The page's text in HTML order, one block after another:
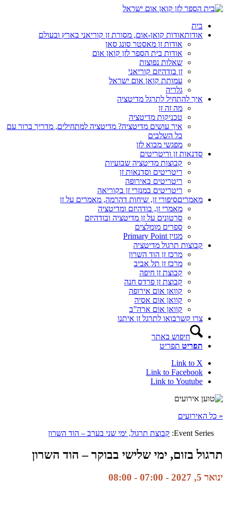
בית
אודותאודות קואן-אום, מסורת זן קוריאני בארץ ובעולם
אודות זן מאסטר סונג סאן
אודות בית הספר לזן קואן אום
שאלות נפוצות
זן בודהיזם קוריאני
עמותת קואן אום ישראל
גלריה
איך להתחיל לתרגל מדיטציה
מה זה זן
טכניקות מדיטציה
איך עושים מדיטציה? מדיטציה למתחילים, מדריך ברור עם
כל השלבים
מפגשי מבוא לזן
סדנאות זן וריטריטים
קבוצות מדיטציה שבועיות
ריטריטים וסדנאות זן
ריטריטים באירופה
ריטריטים במנזרי זן בקוריאה
מאמריםסיפורי זן, שיחות דהרמה, מאמרים על זן
מאמרי זן, בודהיזם ומדיטציה
סרטונים על זן מדיטציה ובודהיזם
ספרים מומלצים
מגזין Primary Point
קבוצות תרגול מדיטציה
מרכז זן הוד השרון
מרכז זן תל אביב
קבוצת זן חיפה
קבוצת זן פרדס חנה
קוואן אום אירופה
קוואן אום אסיה
קוואן אום ארה”ב
צרו קשרבואו לתרגל זן איתנו
חיפוש באתר
תפריט תפריט
Link to X
Link to Facebook
Link to Youtube
« כל האירועים
Event Series: קבוצת תרגול, ימי שני בערב – הוד השרון
תרגול בזום, ימי שלישי בבוקר – הוד השרון
ינואר 5, 2027 - 07:00 -
08:00